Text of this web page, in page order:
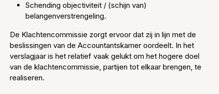
Schending objectiviteit / (schijn van)
belangenverstrengeling.
De Klachtencommissie zorgt ervoor dat zij in lijn met de
beslissingen van de Accountantskamer oordeelt. In het
verslagjaar is het relatief vaak gelukt om het hogere doel
van de klachtencommissie, partijen tot elkaar brengen, te
realiseren.